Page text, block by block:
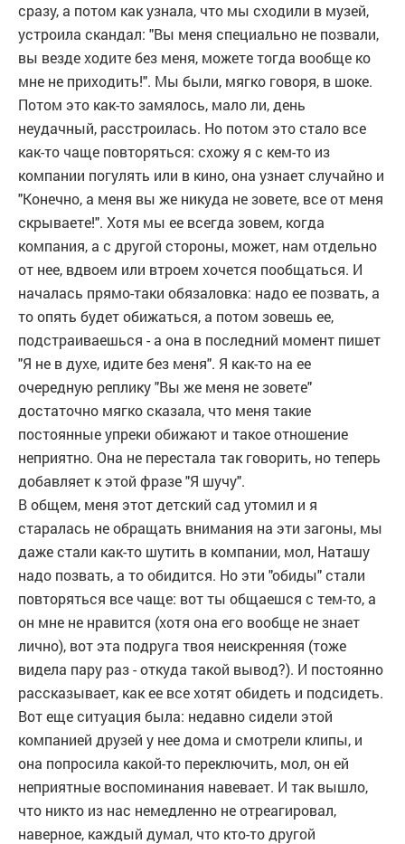
сразу, а потом как узнала, что мы сходили в музей,
устроила скандал: "Вы меня специально не позвали,
вы везде ходите без меня, можете тогда вообще ко
мне не приходить!". Мы были, мягко говоря, в шоке.
Потом это как-то замялось, мало ли, день
неудачный, расстроилась. Но потом это стало все
как-то чаще повторяться: схожу я с кем-то из
компании погулять или в кино, она узнает случайно и
"Конечно, а меня вы же никуда не зовете, все от меня
скрываете!". Хотя мы ее всегда зовем, когда
компания, а с другой стороны, может, нам отдельно
от нее, вдвоем или втроем хочется пообщаться. И
началась прямо-таки обязаловка: надо ее позвать, а
то опять будет обижаться, а потом зовешь ее,
подстраиваешься - а она в последний момент пишет
"Я не в духе, идите без меня". Я как-то на ее
очередную реплику "Вы же меня не зовете"
достаточно мягко сказала, что меня такие
постоянные упреки обижают и такое отношение
неприятно. Она не перестала так говорить, но теперь
добавляет к этой фразе "Я шучу".
В общем, меня этот детский сад утомил и я
старалась не обращать внимания на эти загоны, мы
даже стали как-то шутить в компании, мол, Наташу
надо позвать, а то обидится. Но эти "обиды" стали
повторяться все чаще: вот ты общаешся с тем-то, а
он мне не нравится (хотя она его вообще не знает
лично), вот эта подруга твоя неискренняя (тоже
видела пару раз - откуда такой вывод?). И постоянно
рассказывает, как ее все хотят обидеть и подсидеть.
Вот еще ситуация была: недавно сидели этой
компанией друзей у нее дома и смотрели клипы, и
она попросила какой-то переключить, мол, он ей
неприятные воспоминания навевает. И так вышло,
что никто из нас немедленно не отреагировал,
наверное, каждый думал, что кто-то другой